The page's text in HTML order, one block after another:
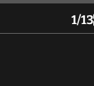
1/13